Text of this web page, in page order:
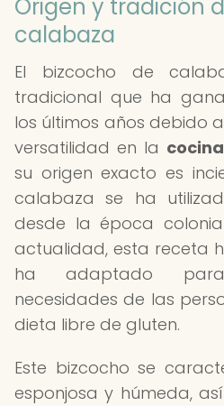
Origen y tradición
calabaza
El bizcocho de
tradicional que ha
los últimos años debido
versatilidad en la
su origen exacto es
calabaza se ha
desde la época
actualidad, esta receta
ha adaptado
necesidades de las
dieta libre de gluten.
Este bizcocho se
esponjosa y húmeda,